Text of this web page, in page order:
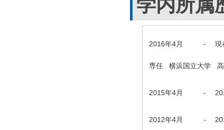
学内所属
2016年4月 - 現
専任 横浜国立大学
2015年4月 -
2012年4月 -